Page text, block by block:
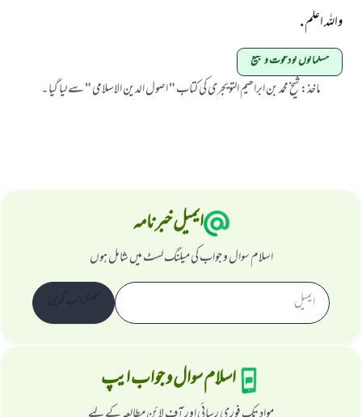
واللہ اعلم .
مسلمانوں کو دعوت و تبلیغ
ماخذ:شیخ محمد بن ابراھیم التویجری کی کتاب " اصول الدین الاسلامی " سے لیا گیا ۔
ایمیل خبرنامہ
اسلام سوال و جواب کی میلنگ لسٹ میں شامل ہوں
اسلام سوال و جواب ایپ